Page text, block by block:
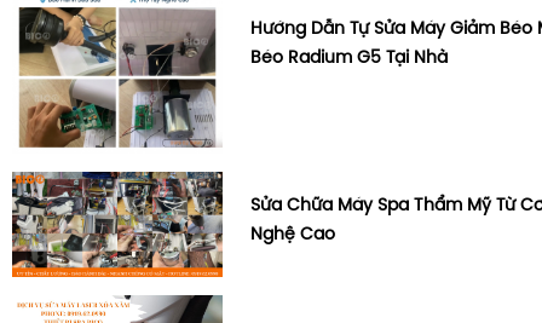
Hướng Dẫn Tự Sửa Máy Giảm
Béo Radium G5 Tại Nhà
Sửa Chữa Máy Spa Thẩm Mỹ Từ
Nghệ Cao